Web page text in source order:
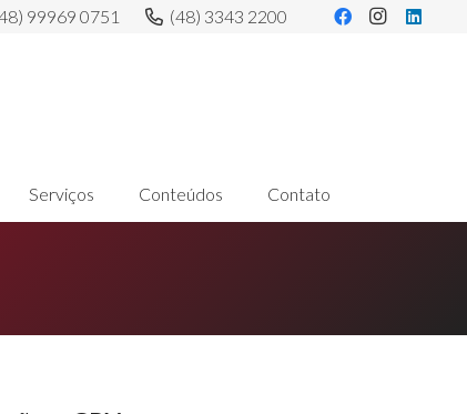
99969 0751 (48) 3343 2200
Serviços Conteúdos Contato